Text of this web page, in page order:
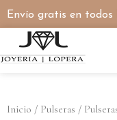
Envío gratis en
Inicio / Pulseras /